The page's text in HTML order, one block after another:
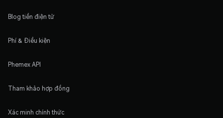
Blog tiền điện tử
Phí & Điều kiện
Phemex API
Tham khảo hợp đồng
Xác minh chính thức